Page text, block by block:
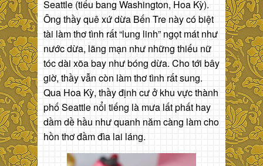
Seattle (tiểu bang Washington, Hoa Kỳ).
Ông thầy quê xứ dừa Bến Tre này có biệt
tài làm thơ tình rất “lung linh” ngọt mát như
nước dừa, lãng mạn như những thiếu nữ
tóc dài xõa bay như bóng dừa. Cho tới bây
giờ, thầy vẫn còn làm thơ tình rất sung.
Qua Hoa Kỳ, thầy định cư ở khu vực thành
phố Seattle nổi tiếng là mưa lất phất hay
dầm dề hầu như quanh năm càng làm cho
hồn thơ đầm đìa lai láng.